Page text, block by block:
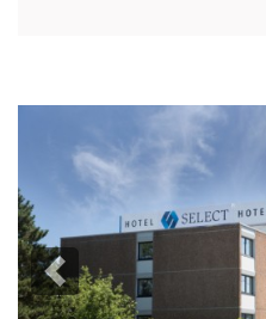
Previous